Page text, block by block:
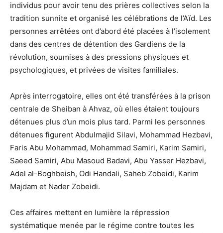
individus pour avoir tenu des prières collectives selon la
tradition sunnite et organisé les célébrations de l’Aïd. Les
personnes arrêtées ont d’abord été placées à l’isolement
dans des centres de détention des Gardiens de la
révolution, soumises à des pressions physiques et
psychologiques, et privées de visites familiales.
Après interrogatoire, elles ont été transférées à la prison
centrale de Sheiban à Ahvaz, où elles étaient toujours
détenues plus d’un mois plus tard. Parmi les personnes
détenues figurent Abdulmajid Silavi, Mohammad Hezbavi,
Faris Abu Mohammad, Mohammad Samiri, Karim Samiri,
Saeed Samiri, Abu Masoud Badavi, Abu Yasser Hezbavi,
Adel al-Boghbeish, Odi Handali, Saheb Zobeidi, Karim
Majdam et Nader Zobeidi.
Ces affaires mettent en lumière la répression
systématique menée par le régime contre toutes les